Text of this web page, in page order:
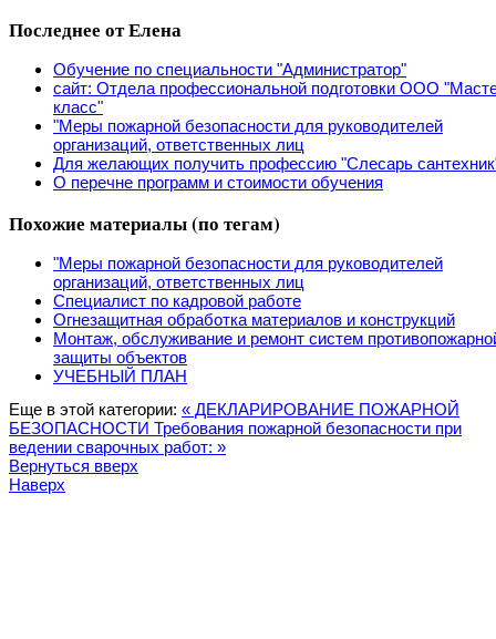
Последнее от Елена
Обучение по специальности "Администратор"
сайт: Отдела профессиональной подготовки ООО
класс"
"Меры пожарной безопасности для руководителей
организаций, ответственных лиц
Для желающих получить профессию "Слесарь
О перечне программ и стоимости обучения
Похожие материалы (по тегам)
"Меры пожарной безопасности для руководителей
организаций, ответственных лиц
Специалист по кадровой работе
Огнезащитная обработка материалов и конструкций
Монтаж, обслуживание и ремонт систем
защиты объектов
УЧЕБНЫЙ ПЛАН
Еще в этой категории: « ДЕКЛАРИРОВАНИЕ ПОЖАРНОЙ
БЕЗОПАСНОСТИ Требования пожарной безопасности при
ведении сварочных работ: »
Вернуться вверх
Наверх